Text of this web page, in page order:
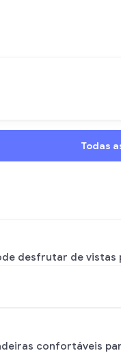
Todas
desfrutar de
confortáveis